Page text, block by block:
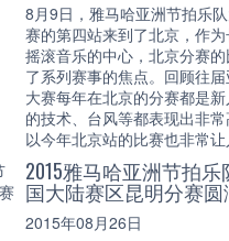
8月9日，雅马哈亚洲节拍乐
赛的第四站来到了北京，作
摇滚音乐的中心，北京分赛
了系列赛事的焦点。回顾往
大赛每年在北京的分赛都是
的技术、台风等都表现出非
以今年北京站的比赛也非常让
2015雅马哈亚洲节拍乐
国大陆赛区昆明分赛圆
2015年08月26日